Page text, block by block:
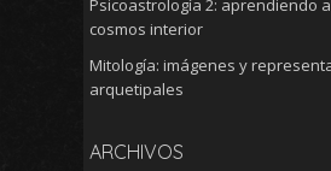
Psicoastrología 2: aprendiendo
cosmos interior
Mitología: imágenes y
arquetipales
ARCHIVOS